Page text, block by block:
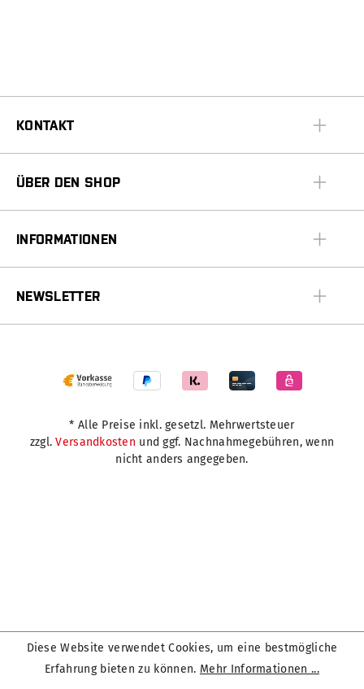
KONTAKT
ÜBER DEN SHOP
INFORMATIONEN
NEWSLETTER
* Alle Preise inkl. gesetzl. Mehrwertsteuer
zzgl.Versandkosten und ggf. Nachnahmegebühren, wenn
nicht anders angegeben.
Diese Website verwendet Cookies, um eine bestmögliche
Erfahrung bieten zu können. Mehr Informationen ...